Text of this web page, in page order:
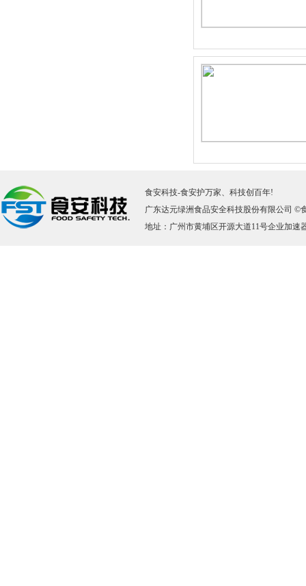
食安科技-食安护万家、科技创百年!
广东达元绿洲食品安全科技股份有限公司 ©
地址：广州市黄埔区开源大道11号企业加速